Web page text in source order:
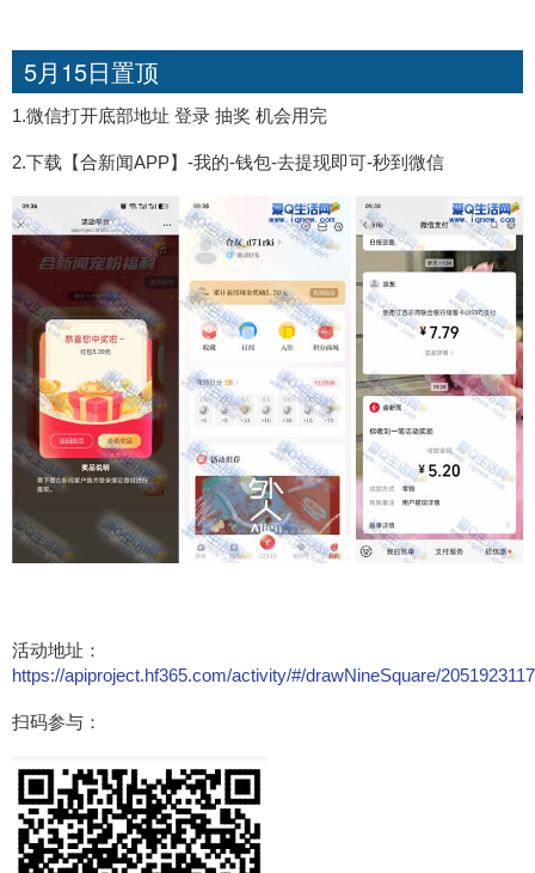
5月15日置顶
1.微信打开底部地址 登录 抽奖 机会用完
2.下载【合新闻APP】-我的-钱包-去提现即可-秒到微信
活动地址：
https://apiproject.hf365.com/activity/#/drawNineSquare/
扫码参与：